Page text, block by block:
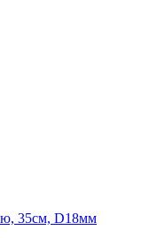
35см, D18мм